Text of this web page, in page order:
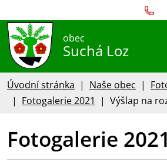
obec
Suchá Loz
Úvodní stránka Naše obec
Fotogalerie 2021
Výšlap na
Fotogalerie 2021